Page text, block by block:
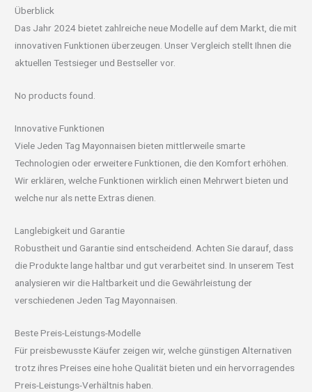
Überblick
Das Jahr 2024 bietet zahlreiche neue Modelle auf dem Markt, die mit
innovativen Funktionen überzeugen. Unser Vergleich stellt Ihnen die
aktuellen Testsieger und Bestseller vor.
No products found.
Innovative Funktionen
Viele Jeden Tag Mayonnaisen bieten mittlerweile smarte
Technologien oder erweitere Funktionen, die den Komfort erhöhen.
Wir erklären, welche Funktionen wirklich einen Mehrwert bieten und
welche nur als nette Extras dienen.
Langlebigkeit und Garantie
Robustheit und Garantie sind entscheidend. Achten Sie darauf, dass
die Produkte lange haltbar und gut verarbeitet sind. In unserem Test
analysieren wir die Haltbarkeit und die Gewährleistung der
verschiedenen Jeden Tag Mayonnaisen.
Beste Preis-Leistungs-Modelle
Für preisbewusste Käufer zeigen wir, welche günstigen Alternativen
trotz ihres Preises eine hohe Qualität bieten und ein hervorragendes
Preis-Leistungs-Verhältnis haben.